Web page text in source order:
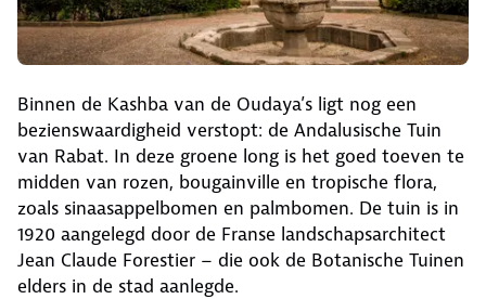
Binnen de Kashba van de Oudaya’s ligt nog een
bezienswaardigheid verstopt: de Andalusische Tuin
van Rabat. In deze groene long is het goed toeven te
midden van rozen, bougainville en tropische flora,
zoals sinaasappelbomen en palmbomen. De tuin is in
1920 aangelegd door de Franse landschapsarchitect
Jean Claude Forestier – die ook de Botanische Tuinen
elders in de stad aanlegde.